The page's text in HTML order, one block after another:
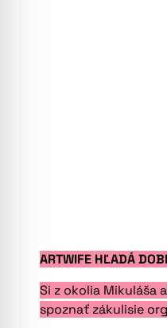
ARTWIFE HĽADÁ
Si z okolia Mikuláša
spoznať zákulisie